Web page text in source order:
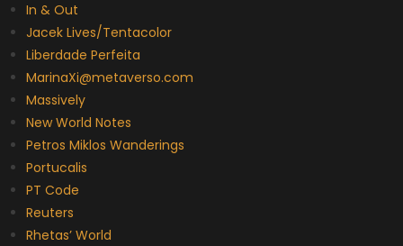
In & Out
Jacek Lives/Tentacolor
Liberdade Perfeita
MarinaXi@metaverso.com
Massively
New World Notes
Petros Miklos Wanderings
Portucalis
PT Code
Reuters
Rhetas’ World